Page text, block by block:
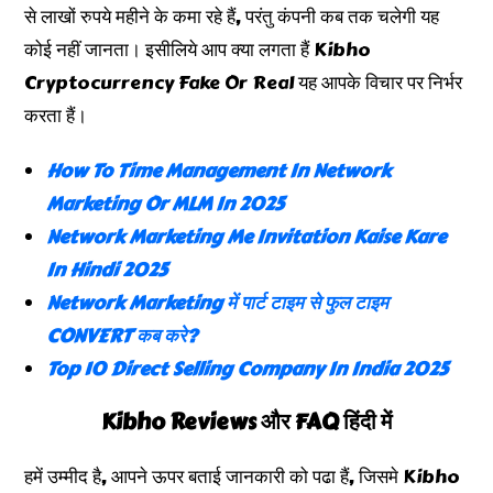
से लाखों रुपये महीने के कमा रहे हैं, परंतु कंपनी कब तक चलेगी यह
कोई नहीं जानता। इसीलिये आप क्या लगता हैं Kibho
Cryptocurrency Fake Or Real यह आपके विचार पर निर्भर
करता हैं।
How To Time Management In Network
Marketing Or MLM In 2025
Network Marketing Me Invitation Kaise Kare
In Hindi 2025
Network Marketing में पार्ट टाइम से फुल टाइम
CONVERT कब करे?
Top 10 Direct Selling Company In India 2025
Kibho Reviews और FAQ हिंदी में
हमें उम्मीद है, आपने ऊपर बताई जानकारी को पढा हैं, जिसमे Kibho